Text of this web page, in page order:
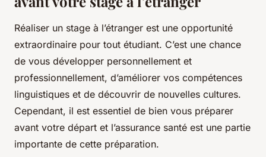
Réaliser un stage à l’étranger est une opportunité
extraordinaire pour tout étudiant. C’est une chance
de vous développer personnellement et
professionnellement, d’améliorer vos compétences
linguistiques et de découvrir de nouvelles cultures.
Cependant, il est essentiel de bien vous préparer
avant votre départ et l’assurance santé est une partie
importante de cette préparation.